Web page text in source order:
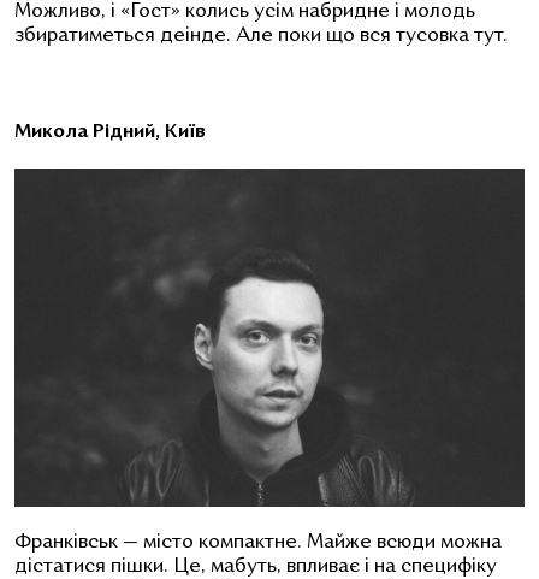
Можливо, і «Гост» колись усім набридне і молодь
збиратиметься деінде. Але поки що вся тусовка тут.
Микола Рідний, Київ
Франківськ — місто компактне. Майже всюди можна
дістатися пішки. Це, мабуть, впливає і на специфіку